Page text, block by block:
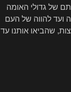
של גדולי האומה
ועד להווה של העם
שהביאו אותנו עד